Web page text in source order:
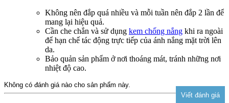
Không nên đắp quá nhiều và mỗi tuần nên đắp 2 lần để
mang lại hiệu quả.
Cần che chắn và sử dụng kem chống nắng khi ra ngoài
để hạn chế tác động trực tiếp của ánh nắng mặt trời lên
da.
Bảo quản sản phẩm ở nơi thoáng mát, tránh những nơi
nhiệt độ cao.
Không có đánh giá nào cho sản phẩm này.